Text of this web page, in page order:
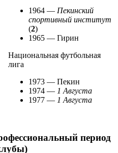
1964 — Пекинский
спортивный институт
(2)
1965 — Гирин
Национальная футбольная
лига
1973 — Пекин
1974 — 1 Августа
1977 — 1 Августа
период